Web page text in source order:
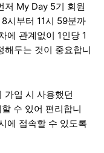
저 My Day 5기 회원
시부터 11시 59분까
에 관계없이 1인당 1
해두는 것이 중요합니
가입 시 사용했던
수 있어 편리합니
에 접속할 수 있도록